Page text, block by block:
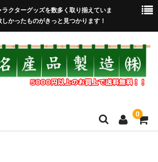
クターグッズを数多く取り揃えていま
かったものがきっと見つかります！
0